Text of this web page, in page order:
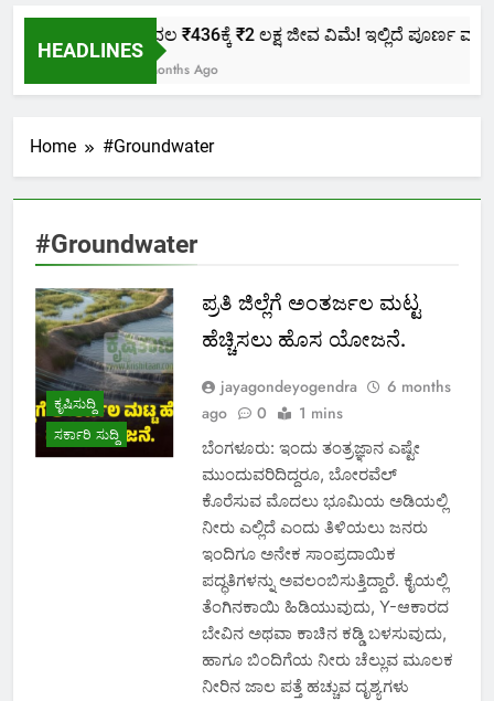
HEADLINES
ಕೇವಲ ₹436ಕ್ಕೆ ₹2 ಲಕ್ಷ ಜೀವ ವಿಮೆ! ಇಲ್ಲಿದೆ ಪೂರ್ಣ
2 Months Ago
Home #Groundwater
#Groundwater
ಕೃಷಿಸುದ್ದಿ
ಸರ್ಕಾರಿ ಸುದ್ದಿ
ಪ್ರತಿ ಜಿಲ್ಲೆಗೆ ಅಂತರ್ಜಲ ಮಟ್ಟ
ಹೆಚ್ಚಿಸಲು ಹೊಸ ಯೋಜನೆ.
jayagondeyogendra
6 months
ago
0 1 mins
ಬೆಂಗಳೂರು: ಇಂದು ತಂತ್ರಜ್ಞಾನ ಎಷ್ಟೇ
ಮುಂದುವರಿದಿದ್ದರೂ, ಬೋರವೆಲ್
ಕೊರೆಸುವ ಮೊದಲು ಭೂಮಿಯ ಅಡಿಯಲ್ಲಿ
ನೀರು ಎಲ್ಲಿದೆ ಎಂದು ತಿಳಿಯಲು ಜನರು
ಇಂದಿಗೂ ಅನೇಕ ಸಾಂಪ್ರದಾಯಿಕ
ಪದ್ಧತಿಗಳನ್ನು ಅವಲಂಬಿಸುತ್ತಿದ್ದಾರೆ. ಕೈಯಲ್ಲಿ
ತೆಂಗಿನಕಾಯಿ ಹಿಡಿಯುವುದು, Y-ಆಕಾರದ
ಬೇವಿನ ಅಥವಾ ಕಾಚಿನ ಕಡ್ಡಿ ಬಳಸುವುದು,
ಹಾಗೂ ಬಿಂದಿಗೆಯ ನೀರು ಚೆಲ್ಲುವ ಮೂಲಕ
ನೀರಿನ ಜಾಲ ಪತ್ತೆ ಹಚ್ಚುವ ದೃಶ್ಯಗಳು